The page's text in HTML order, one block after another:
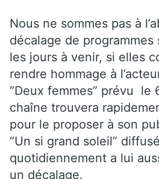
Nous ne sommes pas à
décalage de programmes
les jours à venir, si elles
rendre hommage à
“Deux femmes” prévu le
chaîne trouvera
pour le proposer à son
“Un si grand soleil” diffusé
quotidiennement a lui
un décalage.